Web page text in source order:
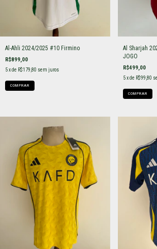
Al-Ahli 2024/2025 #10 Firmino
R$899,00
5x de R$179,80 sem juros
COMPRAR
Al Sharjah
JOGO
R$499,00
5 x de R$99,80
COMPRAR